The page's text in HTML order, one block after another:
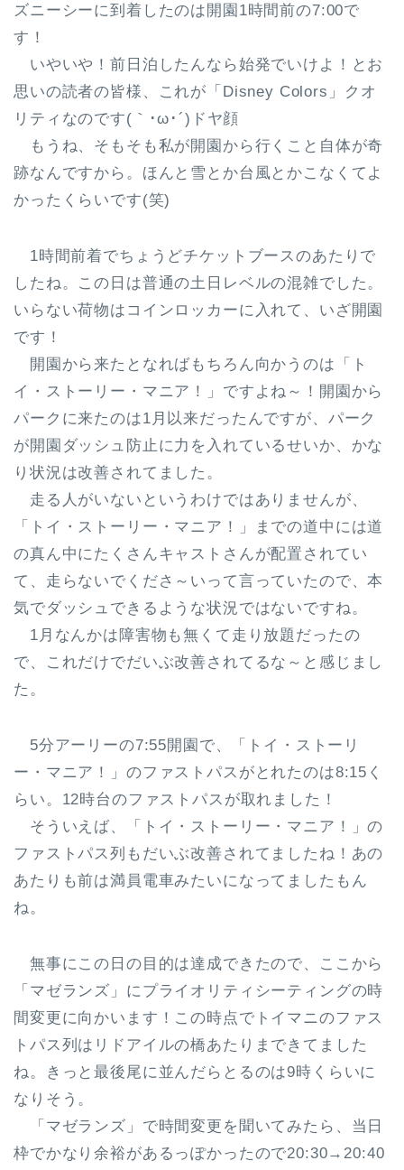
ズニーシーに到着したのは開園1時間前の7:00で
す！
いやいや！前日泊したんなら始発でいけよ！とお
思いの読者の皆様、これが「Disney Colors」クオ
リティなのです(｀･ω･´)ドヤ顔
もうね、そもそも私が開園から行くこと自体が奇
跡なんですから。ほんと雪とか台風とかこなくてよ
かったくらいです(笑)
1時間前着でちょうどチケットブースのあたりで
したね。この日は普通の土日レベルの混雑でした。
いらない荷物はコインロッカーに入れて、いざ開園
です！
開園から来たとなればもちろん向かうのは「ト
イ・ストーリー・マニア！」ですよね～！開園から
パークに来たのは1月以来だったんですが、パーク
が開園ダッシュ防止に力を入れているせいか、かな
り状況は改善されてました。
走る人がいないというわけではありませんが、
「トイ・ストーリー・マニア！」までの道中には道
の真ん中にたくさんキャストさんが配置されてい
て、走らないでくださ～いって言っていたので、本
気でダッシュできるような状況ではないですね。
1月なんかは障害物も無くて走り放題だったの
で、これだけでだいぶ改善されてるな～と感じまし
た。
5分アーリーの7:55開園で、「トイ・ストーリ
ー・マニア！」のファストパスがとれたのは8:15く
らい。12時台のファストパスが取れました！
そういえば、「トイ・ストーリー・マニア！」の
ファストパス列もだいぶ改善されてましたね！あの
あたりも前は満員電車みたいになってましたもん
ね。
無事にこの日の目的は達成できたので、ここから
「マゼランズ」にプライオリティシーティングの時
間変更に向かいます！この時点でトイマニのファス
トパス列はリドアイルの橋あたりまできてました
ね。きっと最後尾に並んだらとるのは9時くらいに
なりそう。
「マゼランズ」で時間変更を聞いてみたら、当日
枠でかなり余裕があるっぽかったので20:30→20:40